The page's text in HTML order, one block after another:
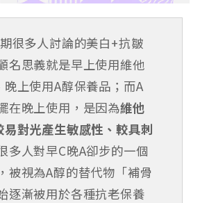
很多人討論的美白+抗皺
名思義就是早上使用維他
晚上使用A醇保養品；而A
在晚上使用，是因為維他
對光產生敏感性、較具刺
多人對早C晚A卻步的一個
被視為A醇的替代物「補骨
逐漸被用於各種抗老保養